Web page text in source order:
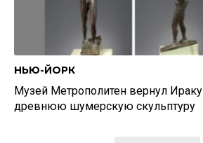
НЬЮ-ЙОРК
Музей Метрополитен вернул Ираку
древнюю шумерскую скульптуру